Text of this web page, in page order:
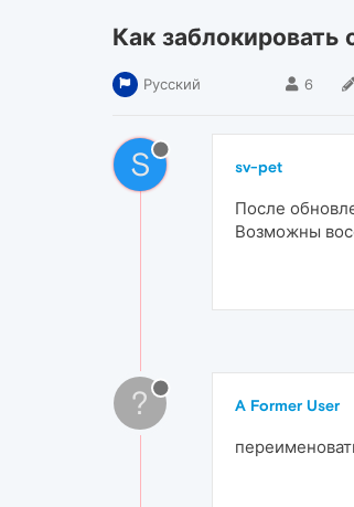
Как заблокировать
Русский 6
S sv-pet
После
Возможны
? A Former User